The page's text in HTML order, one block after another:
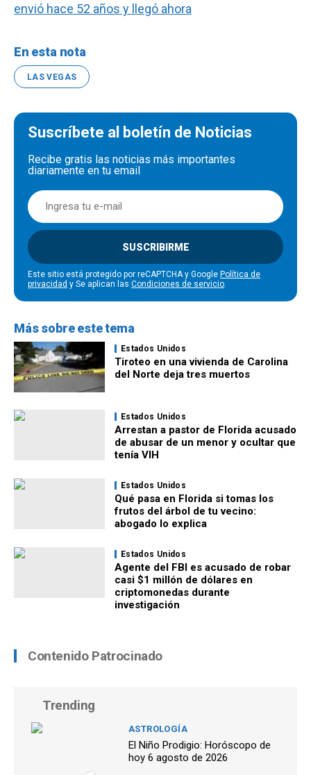
envió hace 52 años y llegó ahora
En esta nota
LAS VEGAS
Suscríbete al boletín de Noticias
Recibe gratis las noticias más importantes
diariamente en tu email
SUSCRIBIRME
Este sitio está protegido por reCAPTCHA y Google Política de
privacidad y Se aplican las Condiciones de servicio.
Más sobre este tema
Estados Unidos
Tiroteo en una vivienda de Carolina
del Norte deja tres muertos
Estados Unidos
Arrestan a pastor de Florida acusado
de abusar de un menor y ocultar que
tenía VIH
Estados Unidos
Qué pasa en Florida si tomas los
frutos del árbol de tu vecino:
abogado lo explica
Estados Unidos
Agente del FBI es acusado de robar
casi $1 millón de dólares en
criptomonedas durante
investigación
Contenido Patrocinado
Trending
ASTROLOGÍA
El Niño Prodigio: Horóscopo de
hoy 6 agosto de 2026